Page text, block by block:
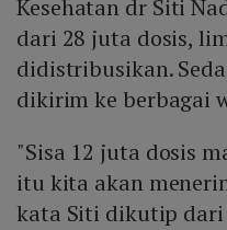
Kesehatan dr Siti
dari 28 juta dosis,
didistribusikan.
dikirim ke berbagai
"Sisa 12 juta dosis
itu kita akan
kata Siti dikutip dari